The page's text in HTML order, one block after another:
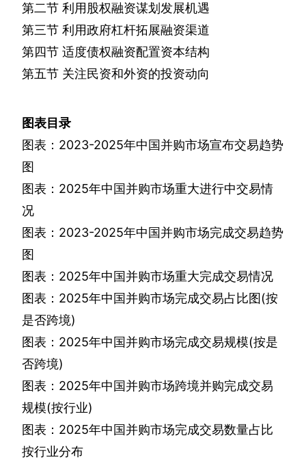
第二节 利用股权融资谋划发展机遇
第三节 利用政府杠杆拓展融资渠道
第四节 适度债权融资配置资本结构
第五节 关注民资和外资的投资动向
图表目录
图表： 2023-2025年中国并购市场宣布交易趋势
图
图表： 2025年中国并购市场重大进行中交易情
况
图表： 2023-2025年中国并购市场完成交易趋势
图
图表： 2025年中国并购市场重大完成交易情况
图表： 2025年中国并购市场完成交易占比图 (按
是否跨境)
图表： 2025年中国并购市场完成交易规模(按是
否跨境)
图表： 2025年中国并购市场跨境并购完成交易
规模(按行业)
图表： 2025年中国并购市场完成交易数量占比
按行业分布